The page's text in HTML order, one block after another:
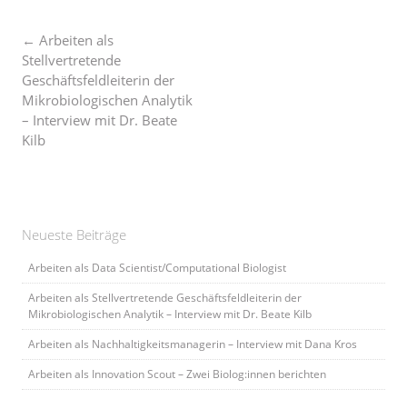
Post
navigation
← Arbeiten als
Stellvertretende
Geschäftsfeldleiterin der
Mikrobiologischen Analytik
– Interview mit Dr. Beate
Kilb
Neueste Beiträge
Arbeiten als Data Scientist/Computational Biologist
Arbeiten als Stellvertretende Geschäftsfeldleiterin der
Mikrobiologischen Analytik – Interview mit Dr. Beate Kilb
Arbeiten als Nachhaltigkeitsmanagerin – Interview mit Dana Kros
Arbeiten als Innovation Scout – Zwei Biolog:innen berichten